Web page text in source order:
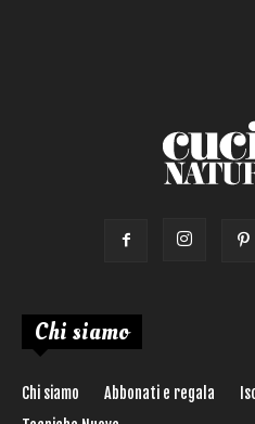
Chi siamo
Chi siamo Abbonati e regala